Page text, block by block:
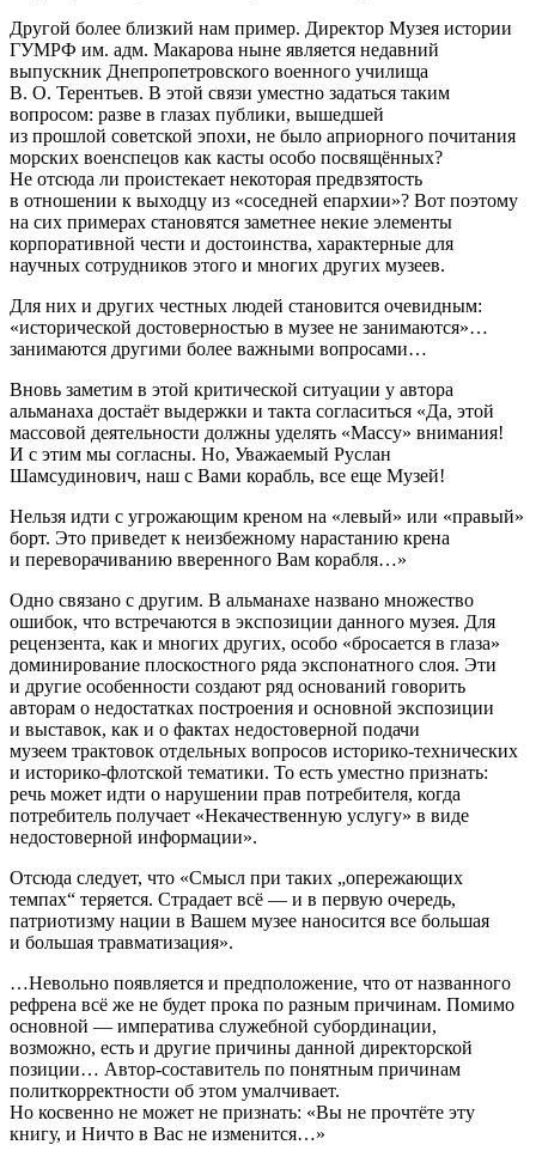
Другой более близкий нам пример. Директор Музея истории
ГУМРФ им. адм. Макарова ныне является недавний
выпускник Днепропетровского военного училища
В. О. Терентьев. В этой связи уместно задаться таким
вопросом: разве в глазах публики, вышедшей
из прошлой советской эпохи, не было априорного почитания
морских военспецов как касты особо посвящённых?
Не отсюда ли проистекает некоторая предвзятость
в отношении к выходцу из «соседней епархии»? Вот поэтому
на сих примерах становятся заметнее некие элементы
корпоративной чести и достоинства, характерные для
научных сотрудников этого и многих других музеев.
Для них и других честных людей становится очевидным:
«исторической достоверностью в музее не занимаются»…
занимаются другими более важными вопросами…
Вновь заметим в этой критической ситуации у автора
альманаха достаёт выдержки и такта согласиться «Да, этой
массовой деятельности должны уделять «Массу» внимания!
И с этим мы согласны. Но, Уважаемый Руслан
Шамсудинович, наш с Вами корабль, все еще Музей!
Нельзя идти с угрожающим креном на «левый» или «правый»
борт. Это приведет к неизбежному нарастанию крена
и переворачиванию вверенного Вам корабля…»
Одно связано с другим. В альманахе названо множество
ошибок, что встречаются в экспозиции данного музея. Для
рецензента, как и многих других, особо «бросается в глаза»
доминирование плоскостного ряда экспонатного слоя. Эти
и другие особенности создают ряд оснований говорить
авторам о недостатках построения и основной экспозиции
и выставок, как и о фактах недостоверной подачи
музеем трактовок отдельных вопросов историко-технических
и историко-флотской тематики. То есть уместно признать:
речь может идти о нарушении прав потребителя, когда
потребитель получает «Некачественную услугу» в виде
недостоверной информации».
Отсюда следует, что «Смысл при таких „опережающих
темпах“ теряется. Страдает всё — и в первую очередь,
патриотизму нации в Вашем музее наносится все большая
и большая травматизация».
…Невольно появляется и предположение, что от названного
рефрена всё же не будет прока по разным причинам. Помимо
основной — императива служебной субординации,
возможно, есть и другие причины данной директорской
позиции… Автор-составитель по понятным причинам
политкорректности об этом умалчивает.
Но косвенно не может не признать: «Вы не прочтёте эту
книгу, и Ничто в Вас не изменится…»